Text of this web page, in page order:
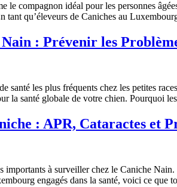
le compagnon idéal pour les personnes
tant qu’éleveurs de Caniches au
: Prévenir les
santé les plus fréquents chez les petites
la santé globale de votre chien. Pourquoi
: APR, Cataractes et
importants à surveiller chez le Caniche
engagés dans la santé, voici ce